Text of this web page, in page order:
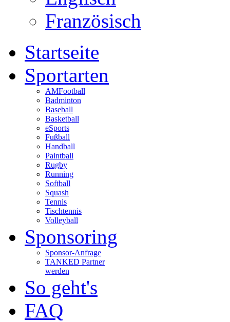
Französisch
Startseite
Sportarten
AMFootball
Badminton
Baseball
Basketball
eSports
Fußball
Handball
Paintball
Rugby
Running
Softball
Squash
Tennis
Tischtennis
Volleyball
Sponsoring
Sponsor-Anfrage
TANKED Partner
werden
So geht's
FAQ